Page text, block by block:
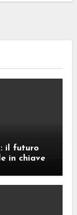
il futuro
in chiave